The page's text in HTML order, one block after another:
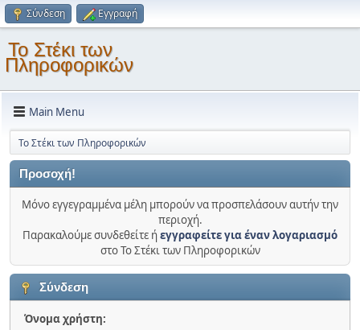
Σύνδεση Εγγραφή
Το Στέκι των
Πληροφορικών
Main Menu
Το Στέκι των Πληροφορικών
Προσοχή!
Μόνο εγγεγραμμένα μέλη μπορούν να προσπελάσουν αυτήν την
περιοχή.
Παρακαλούμε συνδεθείτε ήεγγραφείτε για έναν λογαριασμό
στο Το Στέκι των Πληροφορικών
Σύνδεση
Όνομα χρήστη: